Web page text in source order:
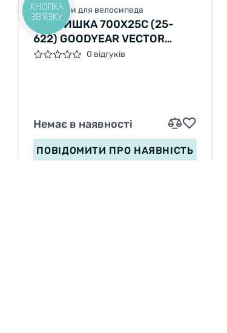
Покришки для велосипеда
ПОКРИШКА 700X25C (25-
622) GOODYEAR VECTOR
4SEASONS TUBELESS
0 відгуків
Немає в наявності
ПОВІДОМИТИ ПРО НАЯВНІСТЬ
КНОПКА
ЗВ'ЯЗКУ